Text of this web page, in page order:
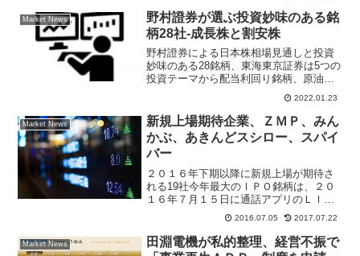
部の値上がり率ランキングで２位。きょ
う20日...
Market News
野村證券が選ぶ投資妙味のある銘
柄28社-成長株と割安株
野村證券による日本株相場見通しと投資
妙味のある28銘柄、東海東京証券は5つの
投資テーマから配当利回り銘柄、原油高
の恩恵を受ける銘柄、グロース株・バリ
ュー株（成長株・割安株）を銘柄紹介。
証券会社の推奨銘柄・参考銘柄をスイン
グトレード活用して株で儲ける
2022.01.23
Market News
新規上場期待企業、ＺＭＰ、みん
かぶ、あきんどスシロー、スパイ
バー
２０１６年下期以降に新規上場が期待さ
れる19社今年最大のＩＰＯ銘柄は、２０
１６年７月１５日に通話アプリのＬＩＮ
Ｅ(3938)が新規上場となる。コメダ珈琲
店(3543)の新規上場も面白い案件だった
が、ＬＩＮＥの次に大型ＩＰＯはＪＲ九
州との見方...
2016.07.05 2017.07.22
Market News
田淵電機が私的整理、経営不振で